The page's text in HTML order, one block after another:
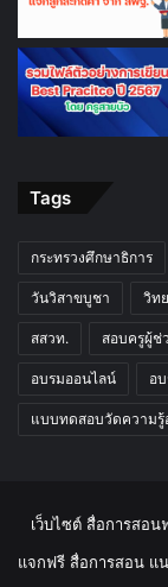
Tags
กระทรวงศึกษาธิการ
วันวิสาขบูชา วิท
สสวท. สอบครูผู้ช่
อบรมออนไลน์ อ
แบบทดสอบวัดความรู้
เว็บไซต์ สื่อการสอ
แจกฟรี สื่อการสอน แ